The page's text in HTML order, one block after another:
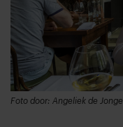
Foto door: Angeliek de Jonge